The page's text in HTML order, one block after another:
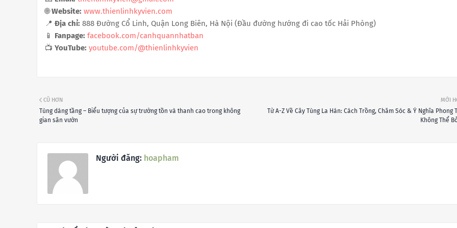
🌐Website: www.thienlinhkyvien.com
📍 Địa chỉ: 888 Đường Cổ Linh, Quận Long Biên, Hà Nội (Đầu đường hướng đi cao tốc Hải Phòng)
📱 Fanpage: facebook.com/canhquannhatban
📺 YouTube: youtube.com/@thienlinhkyvien
MỚI
Từ A-Z Về Cây Tùng La Hán: Cách Trồng, Chăm Sóc & Ý Nghĩa Phong
Không Thể
CŨ HƠN
Tùng dáng tầng – Biểu tượng của sự trường tồn và thanh cao trong không
gian sân vườn
Người đăng: hoapham